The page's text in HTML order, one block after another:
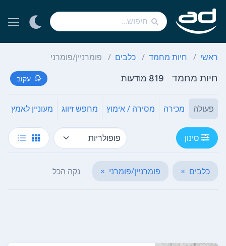
ראשי חיות מחמד כלבים פומרניין/פומרני
חיות מחמד 819 מודעות עקוב
פעולה מכירה מסירה / אימוץ מחפש זיווג מעוניין לאמץ
סינון
כלבים × פומרניין/פומרני × נקה הכל